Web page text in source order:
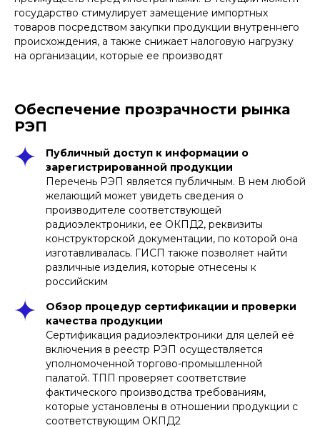
государство стимулирует замещение импортных
товаров посредством закупки продукции внутреннего
происхождения, а также снижает налоговую нагрузку
на организации, которые ее производят
Обеспечение прозрачности рынка
РЭП
Публичный доступ к информации о
зарегистрированной продукции
Перечень РЭП является публичным. В нем любой
желающий может увидеть сведения о
производителе соответствующей
радиоэлектроники, ее ОКПД2, реквизиты
конструкторской документации, по которой она
изготавливалась. ГИСП также позволяет найти
различные изделия, которые отнесены к
российским
Обзор процедур сертификации и проверки
качества продукции
Сертификация радиоэлектроники для целей её
включения в реестр РЭП осуществляется
уполномоченной торгово-промышленной
палатой. ТПП проверяет соответствие
фактического производства требованиям,
которые установлены в отношении продукции с
соответствующим ОКПД2
Ответственность за
несоответствие требованиям
Последствия для производителей
при нарушении стандартов
Стандарты, установленные для
являются обязательными для всех.
Они являются обязательными лишь
продукцию в реестр. Если после
включения в перечень будет
выявлено, что производитель
перестал соответствовать
требованиям и имел умысел на
нарушение уголовного
законодательства (например, при
продаже товаров государственным
заказчикам под видом партий
российского происхождения),
возникают риски наступления
соответствующей ответственности